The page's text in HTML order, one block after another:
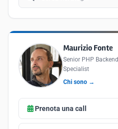
Maurizio Fonte
Senior PHP
Specialist
Chi sono →
Prenota una call